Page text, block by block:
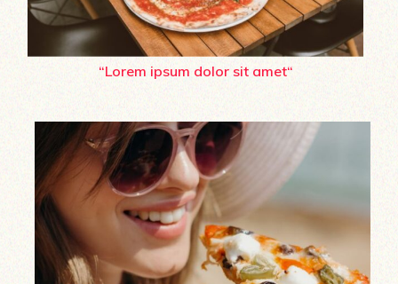
“Lorem ipsum dolor sit amet“